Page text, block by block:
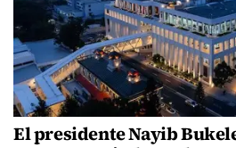
El presidente Nayib